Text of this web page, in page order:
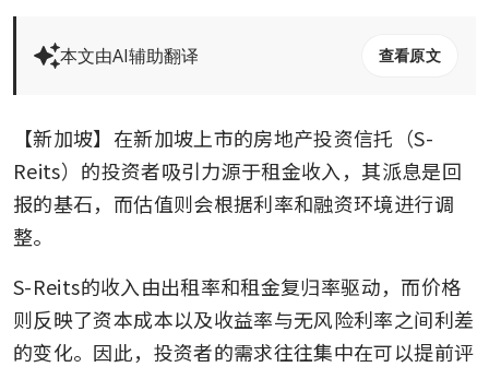
本文由AI辅助翻译 查看原文
【新加坡】在新加坡上市的房地产投资信托（S-
Reits）的投资者吸引力源于租金收入，其派息是回
报的基石，而估值则会根据利率和融资环境进行调
整。
S-Reits的收入由出租率和租金复归率驱动，而价格
则反映了资本成本以及收益率与无风险利率之间利差
的变化。因此，投资者的需求往往集中在可以提前评